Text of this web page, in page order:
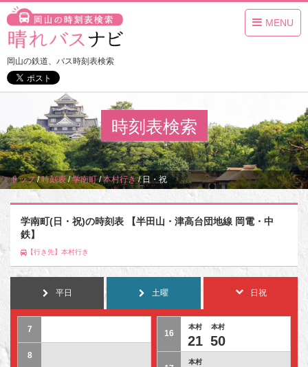
MENU
岡山の鉄道、バス時刻表検索
時刻表検索
トップ/時刻表/学南町/本村行き/日・祝
学南町(日・祝)の時刻表 【半田山・津高台団地線 岡電・中
鉄】
【行き先】本村行き
平日 土曜 日祝
7
8
16
本村
21
本村
50
本村